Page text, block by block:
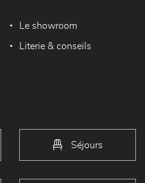
Le showroom
Literie & conseils
Séjours